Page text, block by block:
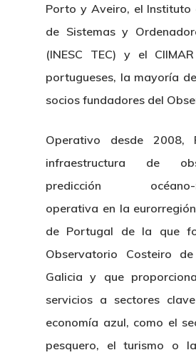
Porto y Aveiro, el Instituto
de Sistemas y
(INESC TEC) y el
portugueses, la mayoría
socios fundadores del
Operativo desde 2008,
infraestructura de
predicción océano-
operativa en la
de Portugal de la que
Observatorio Costeiro
Galicia y que
servicios a sectores
economía azul, como el
pesquero, el turismo o